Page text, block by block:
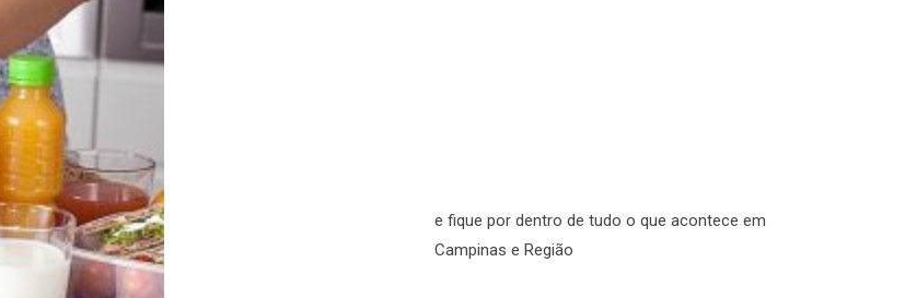
e fique por dentro de tudo o que acontece em
Campinas e Região